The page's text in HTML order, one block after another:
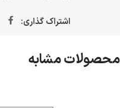
اشتراک گذاری:
محصولات مشابه